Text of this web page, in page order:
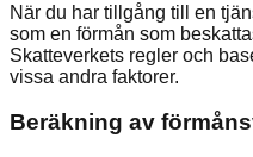
När du har tillgång till en
som en förmån som
Skatteverkets regler och
vissa andra faktorer.
Beräkning av